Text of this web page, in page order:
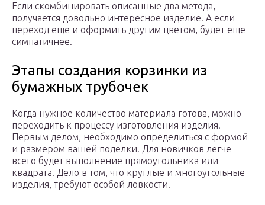
Если скомбинировать описанные два метода,
получается довольно интересное изделие. А если
переход еще и оформить другим цветом, будет еще
симпатичнее.
Этапы создания корзинки из
бумажных трубочек
Когда нужное количество материала готова, можно
переходить к процессу изготовления изделия.
Первым делом, необходимо определиться с формой
и размером вашей поделки. Для новичков легче
всего будет выполнение прямоугольника или
квадрата. Дело в том, что круглые и многоугольные
изделия, требуют особой ловкости.